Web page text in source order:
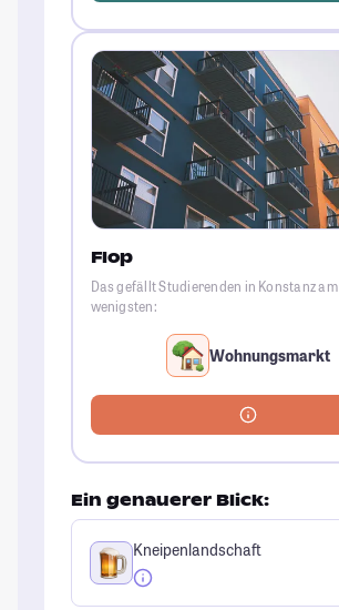
Flop
Das gefällt Studierenden in Konstanz am
wenigsten:
Wohnungsmarkt
Ein genauerer Blick:
Kneipenlandschaft